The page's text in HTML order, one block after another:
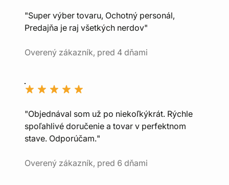
"Super výber tovaru, Ochotný personál,
Predajňa je raj všetkých nerdov"
Overený zákazník, pred 4 dňami
"Objednával som už po niekoľkýkrát. Rýchle
spoľahlivé doručenie a tovar v perfektnom
stave. Odporúčam."
Overený zákazník, pred 6 dňami